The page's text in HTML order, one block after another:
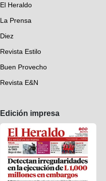
El Heraldo
La Prensa
Diez
Revista Estilo
Buen Provecho
Revista E&N
Edición impresa